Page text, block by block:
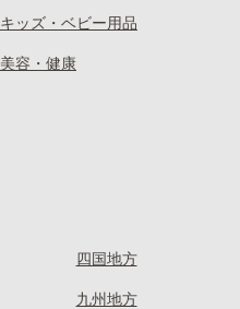
キッズ・ベビー用品
美容・健康
四国地方
九州地方